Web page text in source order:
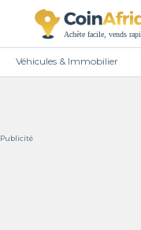
Véhicules & Immobilier
Publicité